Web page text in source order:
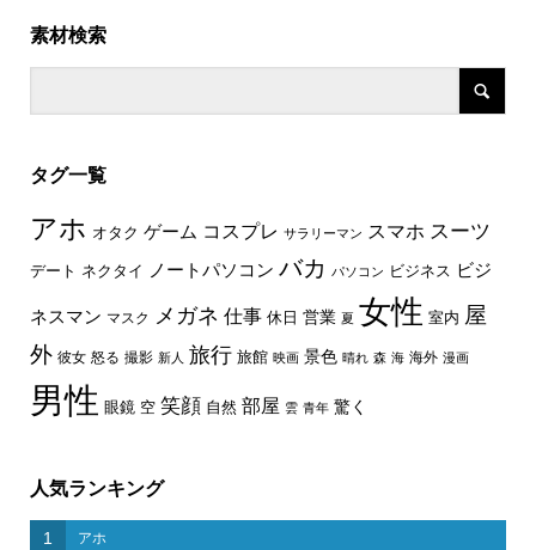
素材検索
タグ一覧
アホ オタク ゲーム コスプレ サラリーマン スマホ スーツ
デート ネクタイ ノートパソコン バカ パソコン ビジネス ビジ
ネスマン マスク メガネ 仕事 休日 営業 夏 女性 室内 屋
外 彼女 怒る 撮影 新人 旅行 旅館 映画 景色 晴れ 森 海 海外 漫画
男性 眼鏡 空 笑顔 自然 部屋 雲 青年 驚く
人気ランキング
1 アホ